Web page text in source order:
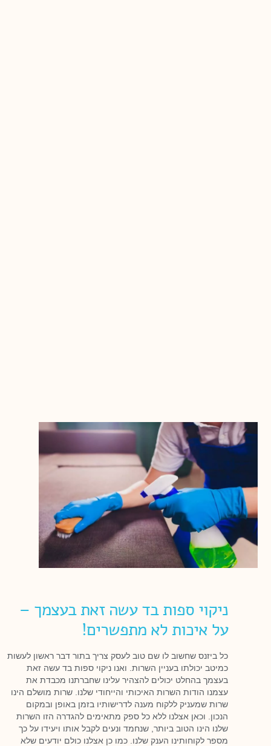
ניקוי ספות בד עשה זאת בעצמך –
על איכות לא מתפשרים!
כל ביזנס שחשוב לו שם טוב לעסק צריך בתור דבר ראשון לעשות
כמיטב יכולתו בעניין השרות. ואנו ניקוי ספות בד עשה זאת
בעצמך בהחלט יכולים להצהיר עלינו שחברתנו מכבדת את
עצמנו הודות השרות האיכותי והייחודי שלנו. שרות מושלם הינו
שרות שמעניק ללקוח מענה לדרישותיו בזמן באופן ובמקום
הנכון. וכאן אצלנו ללא כל ספק מתאימים להגדרה הזו השרות
שלנו הינו הטוב ביותר, שנחמד ונעים לקבל אותו ויעידו על כך
מספר לקוחותינו הענק שלנו. כמו כן אצלנו כולם יודעים שלא